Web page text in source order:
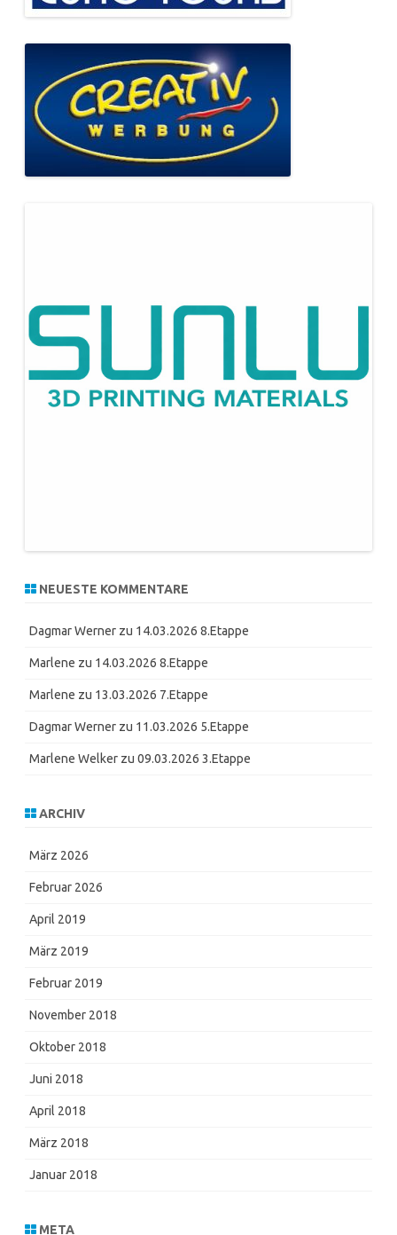
NEUESTE KOMMENTARE
Dagmar Werner zu 14.03.2026 8.Etappe
Marlene zu 14.03.2026 8.Etappe
Marlene zu 13.03.2026 7.Etappe
Dagmar Werner zu 11.03.2026 5.Etappe
Marlene Welker zu 09.03.2026 3.Etappe
ARCHIV
März 2026
Februar 2026
April 2019
März 2019
Februar 2019
November 2018
Oktober 2018
Juni 2018
April 2018
März 2018
Januar 2018
META